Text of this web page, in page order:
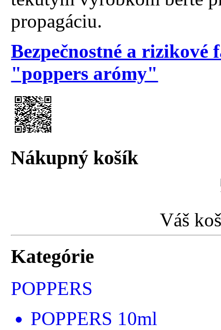
propagáciu.
Bezpečnostné a
"poppers arómy"
Nákupný košík
Váš
Kategórie
POPPERS
POPPERS 10ml